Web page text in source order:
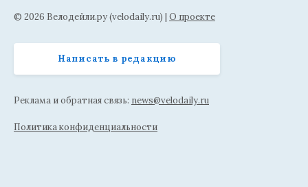
© 2026 Велодейли.ру (velodaily.ru) | О проекте
Написать в редакцию
Реклама и обратная связь: news@velodaily.ru
Политика конфиденциальности